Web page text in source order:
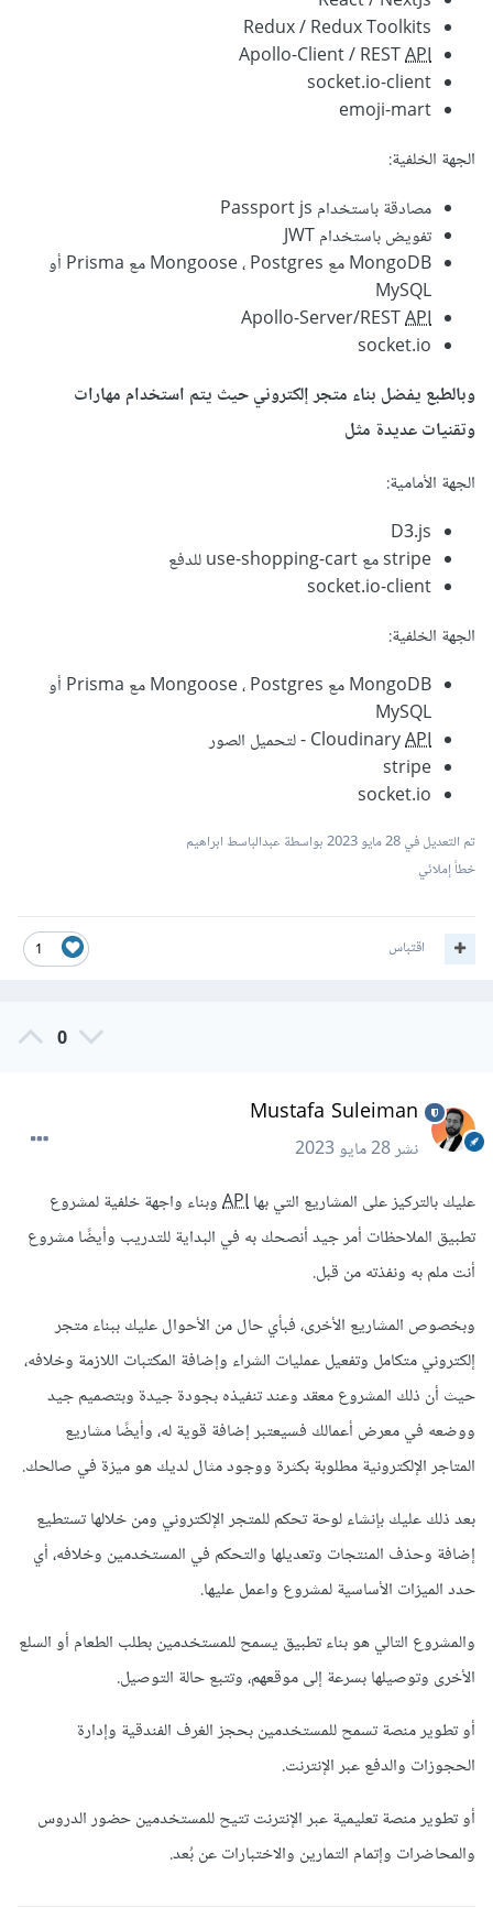
Redux / Redux Toolkits
Apollo-Client / RESTAPI
socket.io-client
emoji-mart
الجهة الخلفية:
مصادقة باستخدام Passport js
تفويض باستخدام JWT
MongoDB مع Mongoose ، Postgres مع Prisma أو
MySQL
Apollo-Server/RESTAPI
socket.io
وبالطبع يفضل بناء متجر إلكتروني حيث يتم استخدام مهارات
وتقنيات عديدة مثل
الجهة الأمامية:
D3.js
stripe مع use-shopping-cart للدفع
socket.io-client
الجهة الخلفية:
MongoDB مع Mongoose ، Postgres مع Prisma أو
MySQL
CloudinaryAPI
- لتحميل الصور
stripe
socket.io
تم التعديل في28 مايو 2023
بواسطة عبدالباسط ابراهيم
خطأ إملائي
1 اقتباس
0
Mustafa Suleiman
نشر28 مايو 2023
عليك بالتركيز على المشاريع التي بهاAPIوبناء واجهة خلفية لمشروع
تطبيق الملاحظات أمر جيد أنصحك به في البداية للتدريب وأيضًا مشروع
أنت ملم به ونفذته من قبل.
وبخصوص المشاريع الأخرى، فبأي حال من الأحوال عليك ببناء متجر
إلكتروني متكامل وتفعيل عمليات الشراء وإضافة المكتبات اللازمة وخلافه،
حيث أن ذلك المشروع معقد وعند تنفيذه بجودة جيدة وبتصميم جيد
ووضعه في معرض أعمالك فسيعتبر إضافة قوية له، وأيضًا مشاريع
المتاجر الإلكترونية مطلوبة بكثرة ووجود مثال لديك هو ميزة في صالحك.
بعد ذلك عليك بإنشاء لوحة تحكم للمتجر الإلكتروني ومن خلالها تستطيع
إضافة وحذف المنتجات وتعديلها والتحكم في المستخدمين وخلافه، أي
حدد الميزات الأساسية لمشروع واعمل عليها.
والمشروع التالي هو بناء تطبيق يسمح للمستخدمين بطلب الطعام أو السلع
الأخرى وتوصيلها بسرعة إلى موقعهم، وتتبع حالة التوصيل.
أو تطوير منصة تسمح للمستخدمين بحجز الغرف الفندقية وإدارة
الحجوزات والدفع عبر الإنترنت.
أو تطوير منصة تعليمية عبر الإنترنت تتيح للمستخدمين حضور الدروس
والمحاضرات وإتمام التمارين والاختبارات عن بُعد.